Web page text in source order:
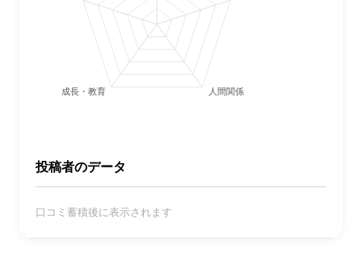
人間関係
成長・教育
投稿者のデータ
口コミ蓄積後に表示されます